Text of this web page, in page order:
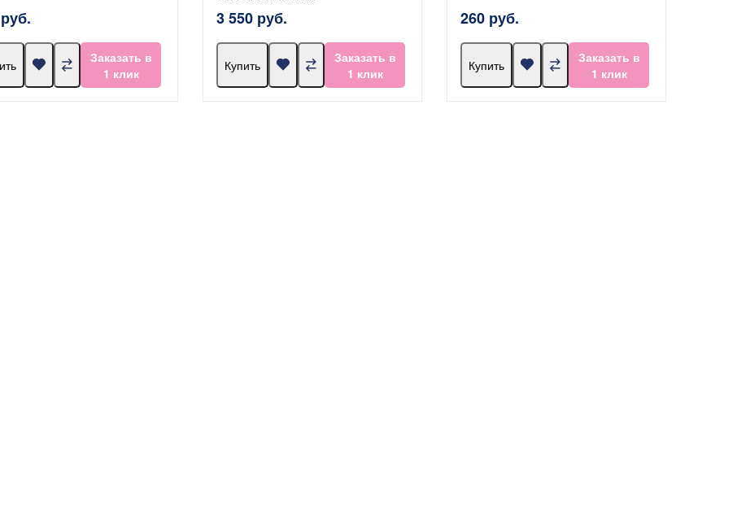
Заказать в
1 клик
3 550 руб.
Купить
Заказать в
1 клик
260 руб.
Купить
Заказать в
1 клик